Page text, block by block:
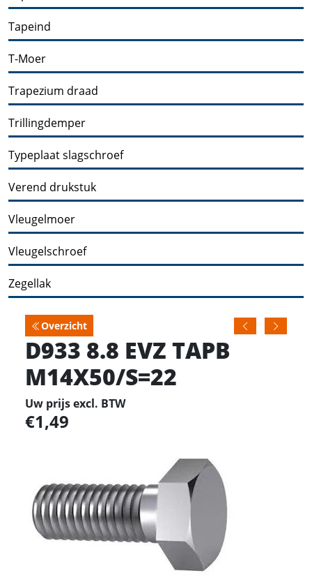
Tapeind
T-Moer
Trapezium draad
Trillingdemper
Typeplaat slagschroef
Verend drukstuk
Vleugelmoer
Vleugelschroef
Zegellak
Overzicht
D933 8.8 EVZ TAPB
M14X50/S=22
Uw prijs excl. BTW
1,49